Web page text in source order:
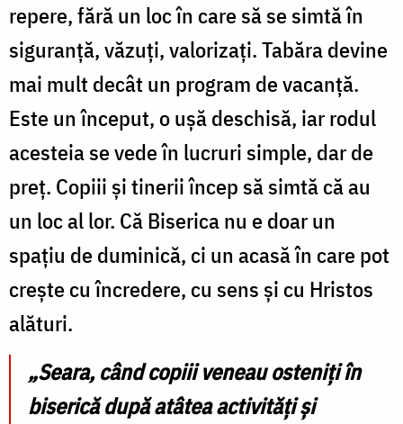
repere, fără un loc în care să se simtă în
siguranță, văzuți, valorizați. Tabăra devine
mai mult decât un program de vacanță.
Este un început, o ușă deschisă, iar rodul
acesteia se vede în lucruri simple, dar de
preț. Copiii și tinerii încep să simtă că au
un loc al lor. Că Biserica nu e doar un
spațiu de duminică, ci un acasă în care pot
crește cu încredere, cu sens și cu Hristos
alături.
„Seara, când copiii veneau osteniți în
biserică după atâtea activități și